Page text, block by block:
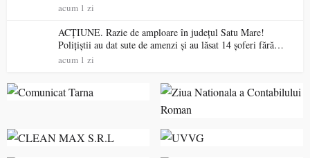
acum 1 zi
ACȚIUNE. Razie de amploare în județul Satu Mare!
Polițiștii au dat sute de amenzi și au lăsat 14 șoferi fără
permis într-o singură zi
acum 1 zi